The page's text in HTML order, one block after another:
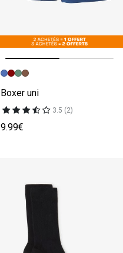
Image précédente
Image suivante
Boxer uni
3.5 (2)
9.99€